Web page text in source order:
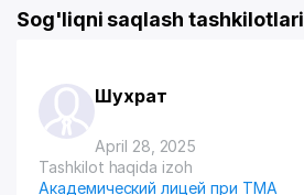
Sog'liqni saqlash
Шухрат
April 28, 2025
Tashkilot haqida izoh
Академический лицей при ТМА